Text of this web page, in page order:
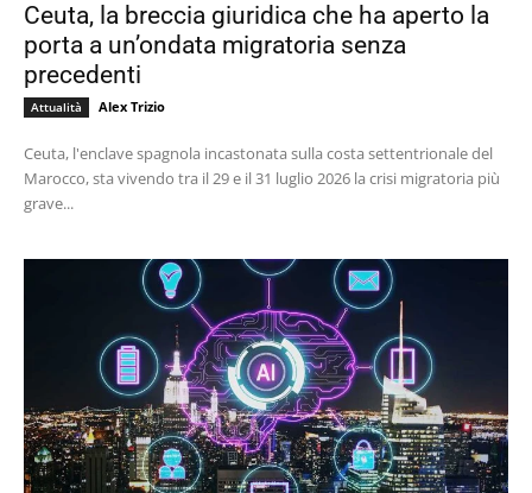
Ceuta, la breccia giuridica che ha aperto la
porta a un’ondata migratoria senza
precedenti
Attualità Alex Trizio
Ceuta, l'enclave spagnola incastonata sulla costa settentrionale del
Marocco, sta vivendo tra il 29 e il 31 luglio 2026 la crisi migratoria più
grave...